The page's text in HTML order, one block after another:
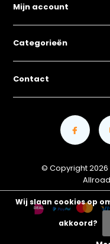
Mijn account
Categorieën
Contact
© Copyright 2026
Wij slaan cookies op
akkoord?